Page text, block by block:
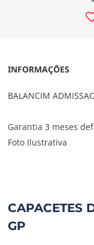
INFORMAÇÕES
BALANCIM
Garantia 3 meses
Foto Ilustrativa
CAPACETES
GP